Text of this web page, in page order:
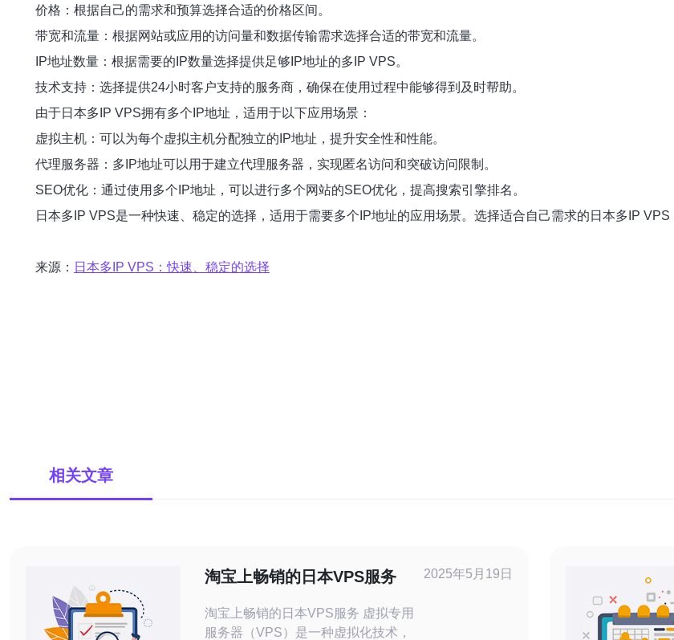
价格：根据自己的需求和预算选择合适的价格区间。
带宽和流量：根据网站或应用的访问量和数据传输需求选择合适的带宽和流量。
IP地址数量：根据需要的IP数量选择提供足够IP地址的多IP VPS。
技术支持：选择提供24小时客户支持的服务商，确保在使用过程中能够得到及时帮助。
由于日本多IP VPS拥有多个IP地址，适用于以下应用场景：
虚拟主机：可以为每个虚拟主机分配独立的IP地址，提升安全性和性能。
代理服务器：多IP地址可以用于建立代理服务器，实现匿名访问和突破访问限制。
SEO优化：通过使用多个IP地址，可以进行多个网站的SEO优化，提高搜索引擎排名。
日本多IP VPS是一种快速、稳定的选择，适用于需要多个IP地址的应用场景。选择适合自己需求的日本多IP VPS
来源： 日本多IP VPS：快速、稳定的选择
相关文章
淘宝上畅销的日本VPS服务
淘宝上畅销的日本VPS服务 虚拟专用
服务器（VPS）是一种虚拟化技术，
2025年5月19日